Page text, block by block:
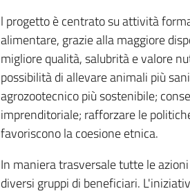
l progetto è centrato su attività
alimentare, grazie alla maggiore
migliore qualità, salubrità e valore
possibilità di allevare animali più
agrozootecnico più sostenibile;
imprenditoriale; rafforzare le
favoriscono la coesione etnica.
In maniera trasversale tutte le
diversi gruppi di beneficiari.